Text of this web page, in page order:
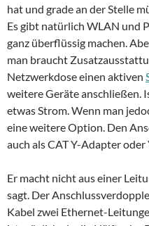
hat und grade an der Stelle
Es gibt natürlich WLAN und
ganz überflüssig machen.
man braucht
Netzwerkdose einen aktiven
weitere Geräte anschließen.
etwas Strom. Wenn man
eine weitere Option. Den
auch als CAT Y-Adapter
Er macht nicht aus einer
sagt. Der
Kabel zwei Ethernet-